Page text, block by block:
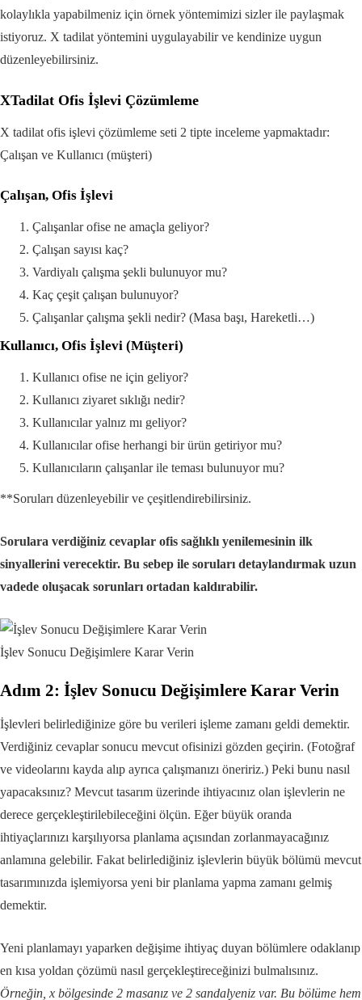
kolaylıkla yapabilmeniz için örnek yöntemimizi sizler ile paylaşmak
istiyoruz. X tadilat yöntemini uygulayabilir ve kendinize uygun
düzenleyebilirsiniz.
XTadilat Ofis İşlevi Çözümleme
X tadilat ofis işlevi çözümleme seti 2 tipte inceleme yapmaktadır:
Çalışan ve Kullanıcı (müşteri)
Çalışan, Ofis İşlevi
Çalışanlar ofise ne amaçla geliyor?
Çalışan sayısı kaç?
Vardiyalı çalışma şekli bulunuyor mu?
Kaç çeşit çalışan bulunuyor?
Çalışanlar çalışma şekli nedir? (Masa başı, Hareketli…)
Kullanıcı, Ofis İşlevi (Müşteri)
Kullanıcı ofise ne için geliyor?
Kullanıcı ziyaret sıklığı nedir?
Kullanıcılar yalnız mı geliyor?
Kullanıcılar ofise herhangi bir ürün getiriyor mu?
Kullanıcıların çalışanlar ile teması bulunuyor mu?
**Soruları düzenleyebilir ve çeşitlendirebilirsiniz.
Sorulara verdiğiniz cevaplar ofis sağlıklı yenilemesinin ilk
sinyallerini verecektir. Bu sebep ile soruları detaylandırmak uzun
vadede oluşacak sorunları ortadan kaldırabilir.
İşlev Sonucu Değişimlere Karar Verin
Adım 2: İşlev Sonucu Değişimlere Karar Verin
İşlevleri belirlediğinize göre bu verileri işleme zamanı geldi demektir.
Verdiğiniz cevaplar sonucu mevcut ofisinizi gözden geçirin. (Fotoğraf
ve videolarını kayda alıp ayrıca çalışmanızı öneririz.) Peki bunu nasıl
yapacaksınız? Mevcut tasarım üzerinde ihtiyacınız olan işlevlerin ne
derece gerçekleştirilebileceğini ölçün. Eğer büyük oranda
ihtiyaçlarınızı karşılıyorsa planlama açısından zorlanmayacağınız
anlamına gelebilir. Fakat belirlediğiniz işlevlerin büyük bölümü mevcut
tasarımınızda işlemiyorsa yeni bir planlama yapma zamanı gelmiş
demektir.
Yeni planlamayı yaparken değişime ihtiyaç duyan bölümlere odaklanıp
en kısa yoldan çözümü nasıl gerçekleştireceğinizi bulmalısınız.
Örneğin, x bölgesinde 2 masanız ve 2 sandalyeniz var. Bu bölüme hem